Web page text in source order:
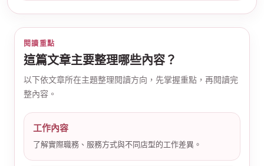
紀
閱讀重點
這篇文章主要整理哪些內容？
以下依文章所在主題整理閱讀方向，先掌握重點，再閱讀完
整內容。
工作內容
了解實際職務、服務方式與不同店型的工作差異。